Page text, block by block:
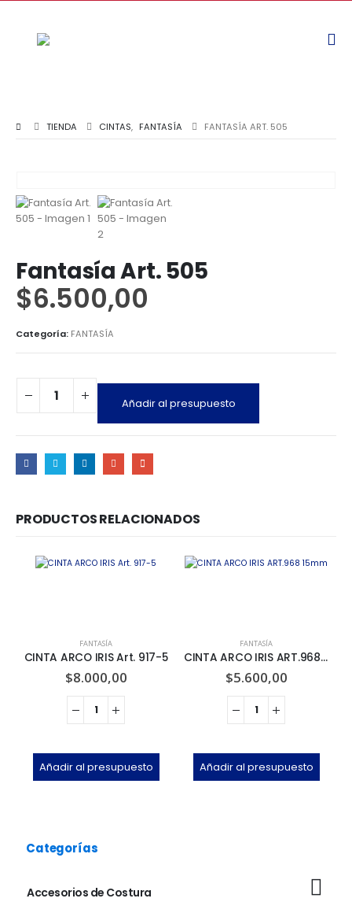
TIENDA CINTAS, FANTASÍA FANTASÍA ART. 505
Fantasía Art. 505
$6.500,00
Categoría: FANTASÍA
Añadir al presupuesto
PRODUCTOS RELACIONADOS
FANTASÍA
CINTA ARCO IRIS Art. 917-5
$8.000,00
Añadir al presupuesto
FANTASÍA
CINTA ARCO IRIS ART.968 15mm
$5.600,00
Añadir al presupuesto
Categorías
Accesorios de Costura